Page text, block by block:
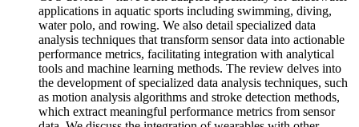
applications in aquatic sports including swimming, diving,
water polo, and rowing. We also detail specialized data
analysis techniques that transform sensor data into actionable
performance metrics, facilitating integration with analytical
tools and machine learning methods. The review delves into
the development of specialized data analysis techniques, such
as motion analysis algorithms and stroke detection methods,
which extract meaningful performance metrics from sensor